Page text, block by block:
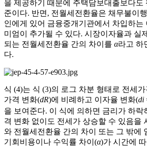
을 제공하기 때문에 주택담보대출보다도
준이다. 반면, 전월세전환율은 채무불이
인에게 있어 금융중개기관에서 차입하는
미엄이 추가될 수 있다. 시장이자율과 실
되는 전월세전환율 간의 차이를 α라고 하
다.
식 (4)는 식 (3)의 로그 차분 형태로 전세
가격 변화(dR)에 비례하고 이자율 변화(di
을 보여준다. 이 식에 의하면 금리가 하락
격 변화 없이도 전세가 상승할 수 있음을
와 전월세전환율 간의 차이 또는 그 밖에
기회비용이나 수익률 차이(α)가 시간에